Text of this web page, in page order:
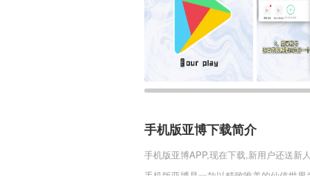
手机版亚博下载简介
手机版亚博APP,现在下载,新用户还送新